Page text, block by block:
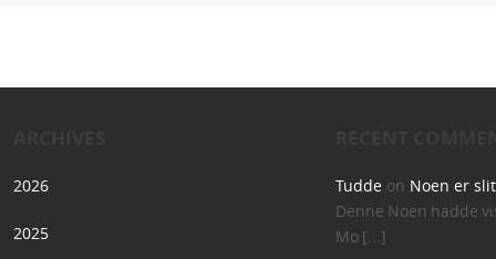
2026
2025
Tudde on Noen er
Denne Noen hadde
Mo [...]